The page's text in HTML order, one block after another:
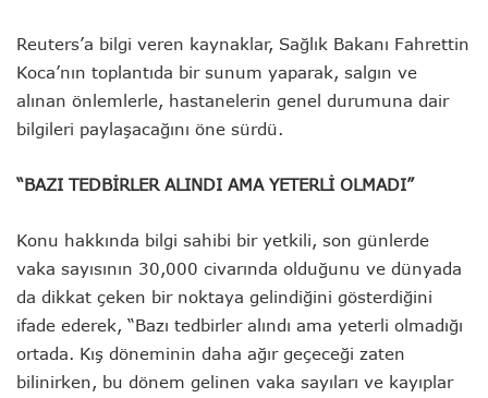
Reuters’a bilgi veren kaynaklar, Sağlık Bakanı Fahrettin
Koca’nın toplantıda bir sunum yaparak, salgın ve
alınan önlemlerle, hastanelerin genel durumuna dair
bilgileri paylaşacağını öne sürdü.
“BAZI TEDBİRLER ALINDI AMA YETERLİ OLMADI”
Konu hakkında bilgi sahibi bir yetkili, son günlerde
vaka sayısının 30,000 civarında olduğunu ve dünyada
da dikkat çeken bir noktaya gelindiğini gösterdiğini
ifade ederek, “Bazı tedbirler alındı ama yeterli olmadığı
ortada. Kış döneminin daha ağır geçeceği zaten
bilinirken, bu dönem gelinen vaka sayıları ve kayıplar